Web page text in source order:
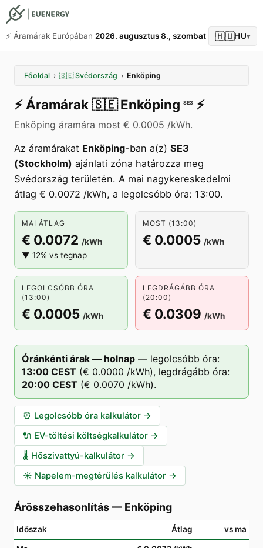
⚡️ Áramárak Európában 2026. augusztus 8., szombat 🇭🇺HU▾
Főoldal › 🇸🇪 Svédország › Enköping
⚡️ Áramárak🇸🇪 Enköping SE3 ⚡️
Enköping áramára most € 0.0005 /kWh.
Az áramárakat Enköping-ban a(z) SE3
(Stockholm) ajánlati zóna határozza meg
Svédország területén. A mai nagykereskedelmi
átlag € 0.0072 /kWh, a legolcsóbb óra: 13:00.
MAI ÁTLAG
€ 0.0072 /kWh
▼ 12% vs tegnap
MOST (13:00)
€ 0.0005 /kWh
LEGOLCSÓBB ÓRA
(13:00)
€ 0.0005 /kWh
LEGDRÁGÁBB ÓRA
(20:00)
€ 0.0309 /kWh
Óránkénti árak — holnap — legolcsóbb óra:
13:00 CEST (€ 0.0000 /kWh), legdrágább óra:
20:00 CEST (€ 0.0070 /kWh).
⏰ Legolcsóbb óra kalkulátor →
🔌 EV-töltési költségkalkulátor →
🌡️ Hőszivattyú-kalkulátor →
☀️ Napelem-megtérülés kalkulátor →
Árösszehasonlítás— Enköping
Időszak Átlag vs ma